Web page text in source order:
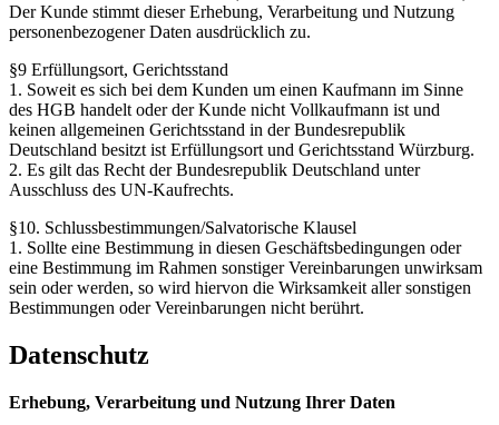
Der Kunde stimmt dieser Erhebung, Verarbeitung und Nutzung
personenbezogener Daten ausdrücklich zu.
§9 Erfüllungsort, Gerichtsstand
1. Soweit es sich bei dem Kunden um einen Kaufmann im Sinne
des HGB handelt oder der Kunde nicht Vollkaufmann ist und
keinen allgemeinen Gerichtsstand in der Bundesrepublik
Deutschland besitzt ist Erfüllungsort und Gerichtsstand Würzburg.
2. Es gilt das Recht der Bundesrepublik Deutschland unter
Ausschluss des UN-Kaufrechts.
§10. Schlussbestimmungen/Salvatorische Klausel
1. Sollte eine Bestimmung in diesen Geschäftsbedingungen oder
eine Bestimmung im Rahmen sonstiger Vereinbarungen unwirksam
sein oder werden, so wird hiervon die Wirksamkeit aller sonstigen
Bestimmungen oder Vereinbarungen nicht berührt.
Datenschutz
Erhebung, Verarbeitung und Nutzung Ihrer Daten